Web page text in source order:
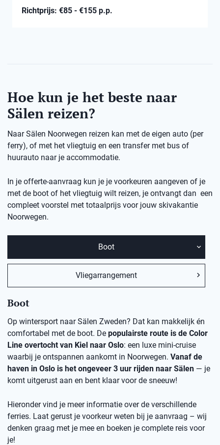
Richtprijs: €85 - €155 p.p.
Hoe kun je het beste naar
Sälen reizen?
Naar Sälen Noorwegen reizen kan met de eigen auto (per
ferry), of met het vliegtuig en een transfer met bus of
huurauto naar je accommodatie.
In je offerte-aanvraag kun je je voorkeuren aangeven of je
met de boot of het vliegtuig wilt reizen, je ontvangt dan een
compleet voorstel met totaalprijs voor jouw skivakantie
Noorwegen.
Boot
Vliegarrangement
Boot
Op wintersport naar Sälen Zweden? Dat kan makkelijk én
comfortabel met de boot. De populairste route is de Color
Line overtocht van Kiel naar Oslo: een luxe mini-cruise
waarbij je ontspannen aankomt in Noorwegen. Vanaf de
haven in Oslo is het ongeveer 3 uur rijden naar Sälen — je
komt uitgerust aan en bent klaar voor de sneeuw!
Hieronder vind je meer informatie over de verschillende
ferries. Laat gerust je voorkeur weten bij je aanvraag – wij
denken graag met je mee en boeken je complete reis voor
je!